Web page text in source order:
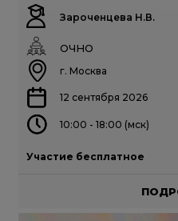
Зароченцева Н.В.
ОЧНО
г. Москва
12 сентября 2026
10:00 - 18:00 (мск)
Участие бесплатное